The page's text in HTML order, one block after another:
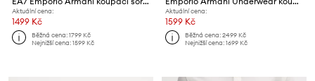
Aktuální cena:
1499 Kč
Běžná cena:1799 Kč
Nejnižší cena:1599 Kč
Aktuální cena:
1599 Kč
Běžná cena:2499 Kč
Nejnižší cena:1699 Kč